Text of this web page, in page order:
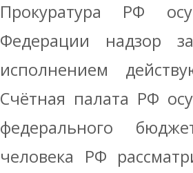
Прокуратура РФ
Федерации надзор
исполнением
Счётная палата РФ
федерального
человека РФ